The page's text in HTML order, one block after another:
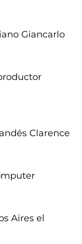
Giancarlo
Clarence
Aires el